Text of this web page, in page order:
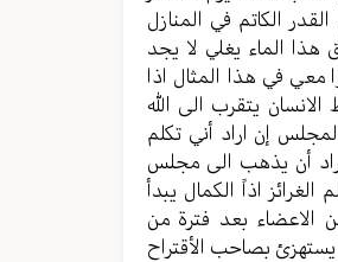
الكاتم في المنازل
الماء يغلي لا يجد
معي في هذا المثال اذا
يتقرب الى الله
إن اراد أني تكلم
أن يذهب الى مجلس
اذاً الكمال يبدأ
الاعضاء بعد فترة من
يستهزئ بصاحب الأقتراح